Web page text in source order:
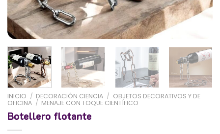
INICIO / DECORACIÓN CIENCIA / OBJETOS DECORATIVOS Y DE
OFICINA / MENAJE CON TOQUE CIENTÍFICO
Botellero flotante